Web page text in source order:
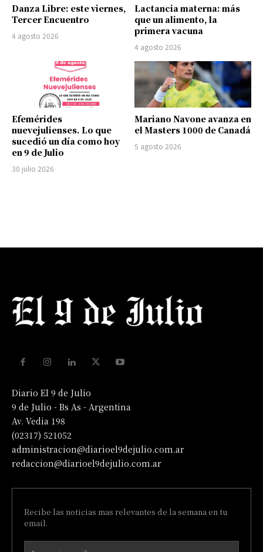
Danza Libre: este viernes,
Tercer Encuentro
4 agosto 2026
Lactancia materna: más
que un alimento, la
primera vacuna
4 agosto 2026
Efemérides
nuevejulienses. Lo que
sucedió un día como hoy
en 9 de Julio
30 julio 2026
Mariano Navone avanza en
el Masters 1000 de Canadá
5 agosto 2026
Diario El 9 de Julio
9 de Julio - Bs As - Argentina
Av. Vedia 198
(02317) 521052
administracion@diarioel9dejulio.com.ar
redaccion@diarioel9dejulio.com.ar
Recibe las noticias mas relevantes de la semana en tu
email.